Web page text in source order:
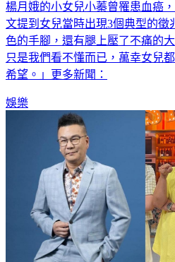
續一段時間，接下來可能會暫時
楊月娥的小女兒小蓁曾罹患血癌
文提到女兒當時出現3個典型的徵
色的手腳，還有腿上壓了不痛的
只是我們看不懂而已，萬幸女兒